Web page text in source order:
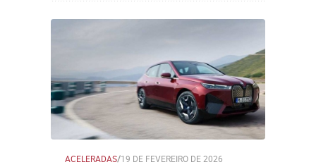
ACELERADAS/19 DE FEVEREIRO DE 2026